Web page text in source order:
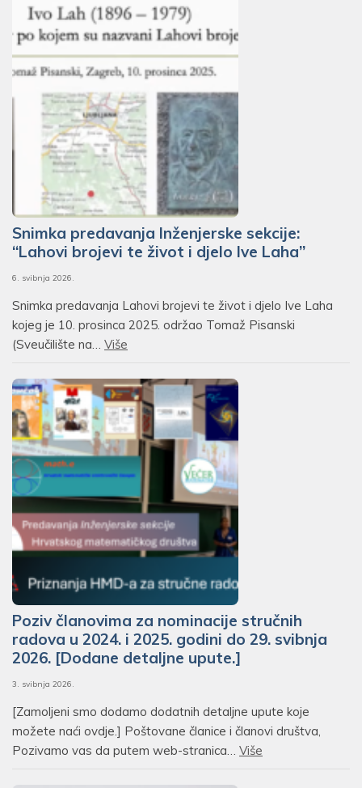
Snimka predavanja Inženjerske sekcije:
“Lahovi brojevi te život i djelo Ive Laha”
6. svibnja 2026.
Snimka predavanja Lahovi brojevi te život i djelo Ive Laha
kojeg je 10. prosinca 2025. održao Tomaž Pisanski
(Sveučilište na… Više
Poziv članovima za nominacije stručnih
radova u 2024. i 2025. godini do 29. svibnja
2026. [Dodane detaljne upute.]
3. svibnja 2026.
[Zamoljeni smo dodamo dodatnih detaljne upute koje
možete naći ovdje.] Poštovane članice i članovi društva,
Pozivamo vas da putem web-stranica… Više